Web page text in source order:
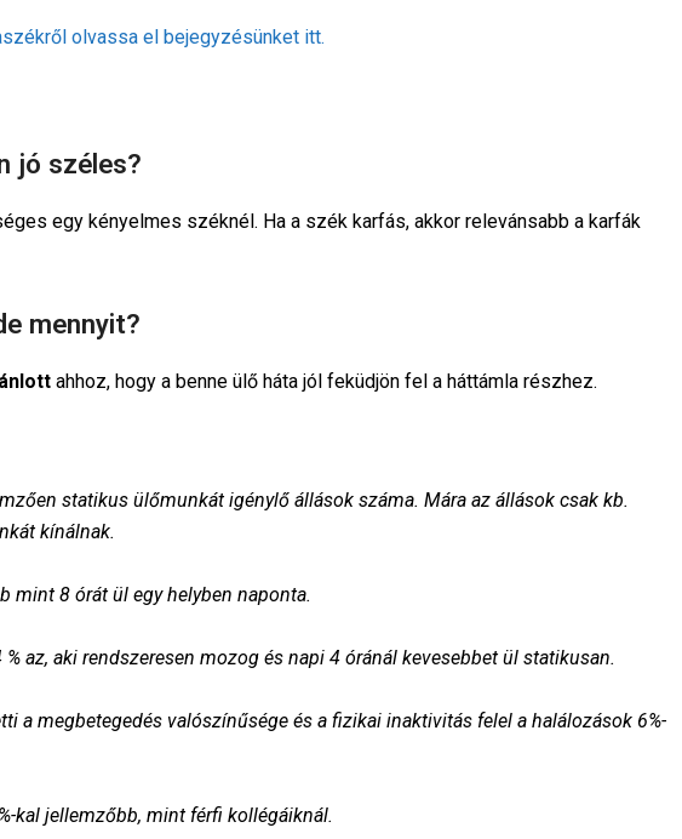
olvassa el bejegyzésünket itt.
jó széles?
egy kényelmes széknél. Ha a szék karfás, akkor relevánsabb a karfák
mennyit?
ahhoz, hogy a benne ülő háta jól feküdjön fel a háttámla részhez.
statikus ülőmunkát igénylő állások száma. Mára az állások csak kb.
a megbetegedés valószínűsége és a fizikai inaktivitás felel a halálozások 6%-